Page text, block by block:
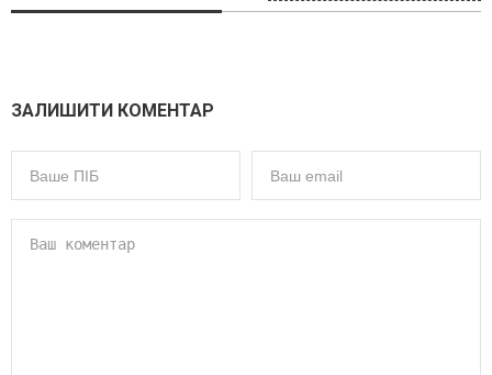
ЗАЛИШИТИ КОМЕНТАР